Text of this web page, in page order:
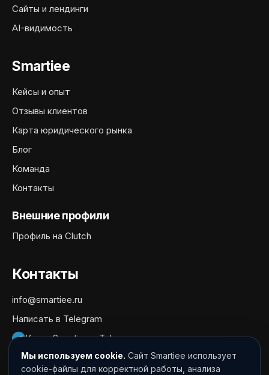
Сайты и лендинги
AI-видимость
Smartiee
Кейсы и опыт
Отзывы клиентов
Карта юридического рынка
Блог
Команда
Контакты
Внешние профили
Профиль на Clutch
Контакты
info@smartiee.ru
Написать в Telegram
Канал Smartiee в Telegram
Документы
Мы используем cookie. Сайт Smartiee использует
cookie-файлы для корректной работы, анализа